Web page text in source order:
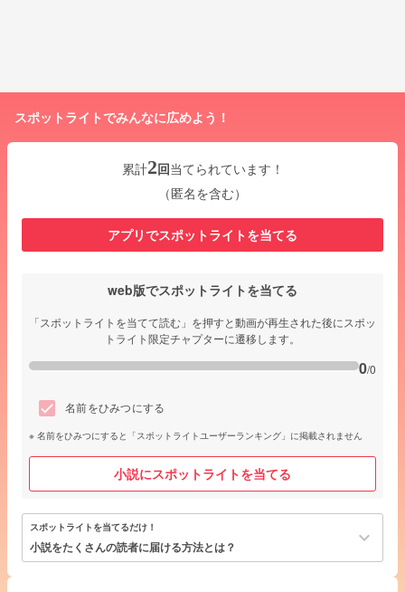
スポットライトでみんなに広めよう！
累計2回当てられています！
（匿名を含む）
アプリでスポットライトを当てる
web版でスポットライトを当てる
「スポットライトを当てて読む」を押すと動画が再生された後にスポッ
トライト限定チャプターに遷移します。
0/0
名前をひみつにする
名前をひみつにすると「スポットライトユーザーランキング」に掲載されません
小説にスポットライトを当てる
スポットライトを当てるだけ！
小説をたくさんの読者に届ける方法とは？ keyboard_arrow_down